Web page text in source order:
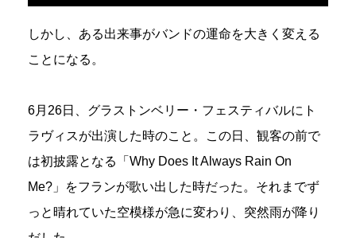
しかし、ある出来事がバンドの運命を大きく変える
ことになる。
6月26日、グラストンベリー・フェスティバルにト
ラヴィスが出演した時のこと。この日、観客の前で
は初披露となる「Why Does It Always Rain On
Me?」をフランが歌い出した時だった。それまでず
っと晴れていた空模様が急に変わり、突然雨が降り